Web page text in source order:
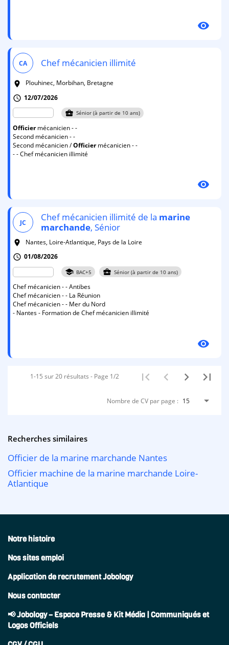
visibility
CA Chef mécanicien illimité
room
Plouhinec, Morbihan, Bretagne
schedule 12/07/2026
business_center Sénior (à partir de 10 ans)
Officiermécanicien - -
Second mécanicien - -
Second mécanicien /Officiermécanicien - -
- - Chef mécanicien illimité
visibility
JC Chef mécanicien illimité de la marine
marchande, Sénior
room
Nantes, Loire-Atlantique, Pays de la Loire
schedule 01/08/2026
school BAC+5 business_center Sénior (à partir de 10 ans)
Chef mécanicien - - Antibes
Chef mécanicien - - La Réunion
Chef mécanicien - - Mer du Nord
- Nantes - Formation de Chef mécanicien illimité
visibility
Nombre de CV par page : 15
1-15 sur 20 résultats - Page 1/2
Recherches similaires
Officier de la marine marchande Nantes
Officier machine de la marine marchande Loire-
Atlantique
Notre histoire
Nos sites emploi
Application de recrutement Jobology
Nous contacter
📢 Jobology – Espace Presse & Kit Média | Communiqués et
Logos Officiels